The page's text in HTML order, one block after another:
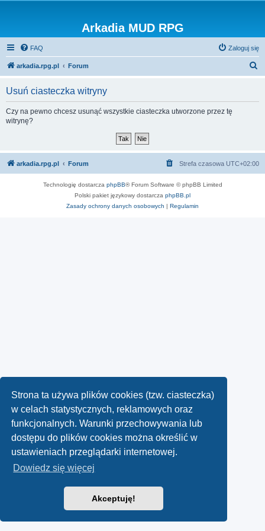
Strona ta używa plików cookies (tzw. ciasteczka)
w celach statystycznych, reklamowych oraz
funkcjonalnych. Warunki przechowywania lub
dostępu do plików cookies można określić w
ustawieniach przeglądarki internetowej.
Dowiedz się więcej
Akceptuję!
Arkadia MUD RPG
FAQ Zaloguj się
arkadia.rpg.pl Forum
Usuń ciasteczka witryny
Czy na pewno chcesz usunąć wszystkie ciasteczka utworzone przez tę
witrynę?
arkadia.rpg.pl Forum Strefa czasowa UTC+02:00
Technologię dostarcza phpBB® Forum Software © phpBB Limited
Polski pakiet językowy dostarcza phpBB.pl
Zasady ochrony danych osobowych | Regulamin